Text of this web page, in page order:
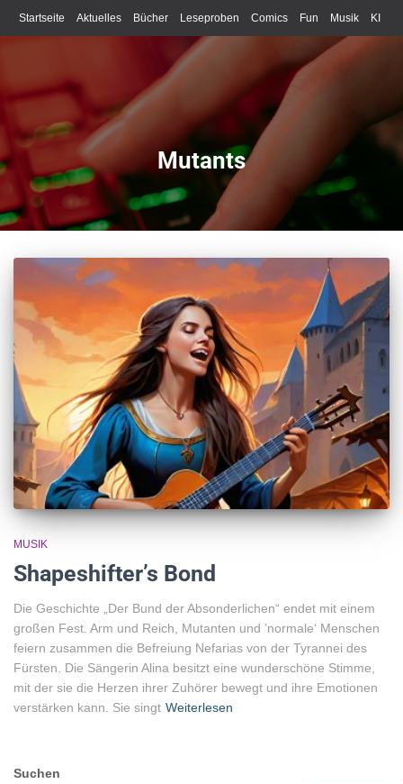
Startseite Aktuelles Bücher Leseproben Comics Fun Musik KI
Schreiben
Mutants
MUSIK
Shapeshifter’s Bond
Die Geschichte „Der Bund der Absonderlichen“ endet mit einem
großen Fest. Arm und Reich, Mutanten und ’normale‘ Menschen
feiern zusammen die Befreiung Nefarias von der Tyrannei des
Fürsten. Die Sängerin Alina besitzt eine wunderschöne Stimme,
mit der sie die Herzen ihrer Zuhörer bewegt und ihre Emotionen
verstärken kann. Sie singt Weiterlesen
Suchen